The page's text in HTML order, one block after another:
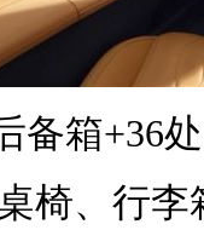
备箱+36
椅、行